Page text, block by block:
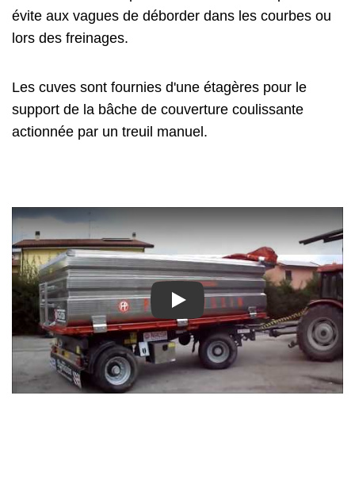
évite aux vagues de déborder dans les courbes ou
lors des freinages.
Les cuves sont fournies d'une étagères pour le
support de la bâche de couverture coulissante
actionnée par un treuil manuel.
Play: Vasche per trasporto uva/ Rimorchi trasporto uva |